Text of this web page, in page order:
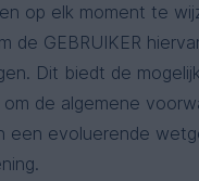
op elk moment te
de GEBRUIKER
Dit biedt de
om de algemene
een evoluerende